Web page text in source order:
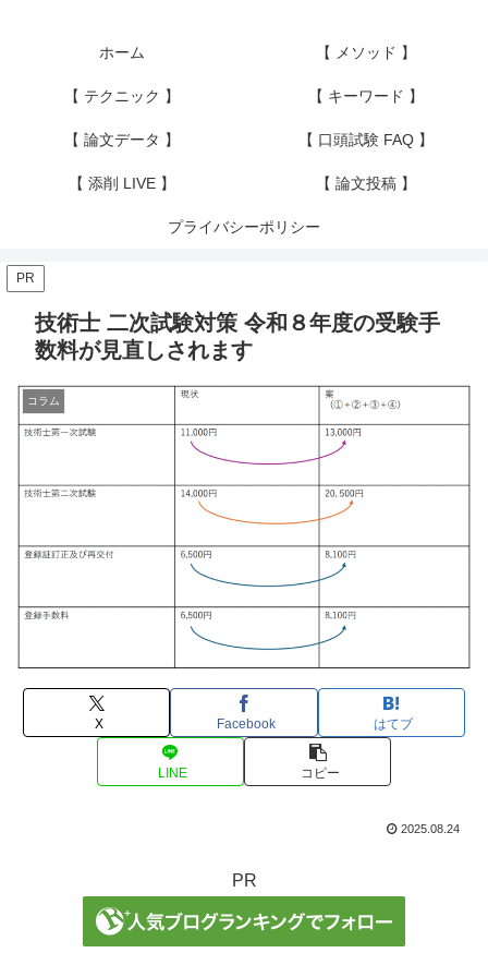
ホーム 【 メソッド 】
【 テクニック 】 【 キーワード 】
【 論文データ 】 【 口頭試験 FAQ 】
【 添削 LIVE 】 【 論文投稿 】
プライバシーポリシー
PR
技術士 二次試験対策 令和８年度の受験手
数料が見直しされます
コラム
X Facebook はてブ
LINE コピー
2025.08.24
PR